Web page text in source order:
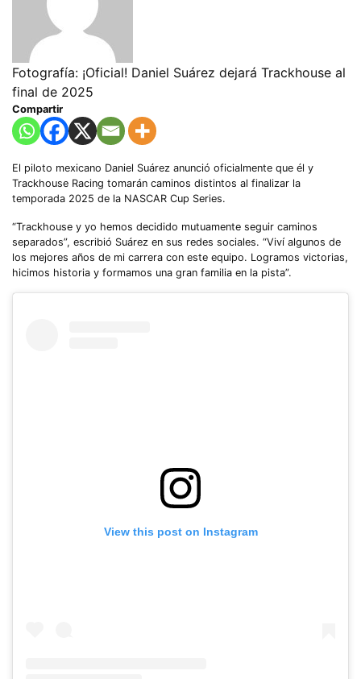
Fotografía: ¡Oficial! Daniel Suárez dejará Trackhouse al
final de 2025
Compartir
El piloto mexicano Daniel Suárez anunció oficialmente que él y
Trackhouse Racing tomarán caminos distintos al finalizar la
temporada 2025 de la NASCAR Cup Series.
“Trackhouse y yo hemos decidido mutuamente seguir caminos
separados”, escribió Suárez en sus redes sociales. “Viví algunos de
los mejores años de mi carrera con este equipo. Logramos victorias,
hicimos historia y formamos una gran familia en la pista”.
View this post on Instagram